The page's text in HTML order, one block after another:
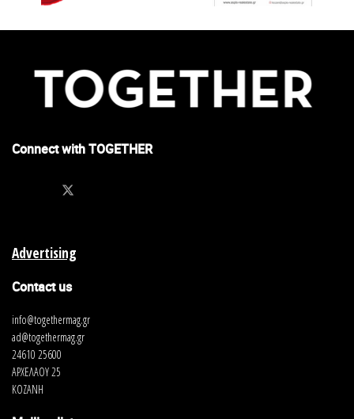
Connect with TOGETHER
Advertising
Contact us
info@togethermag.gr
ad@togethermag.gr
24610 25600
ΑΡΧΕΛΑΟΥ 25
ΚΟΖΑΝΗ